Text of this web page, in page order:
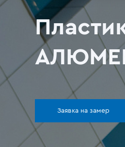
Заявка на замер